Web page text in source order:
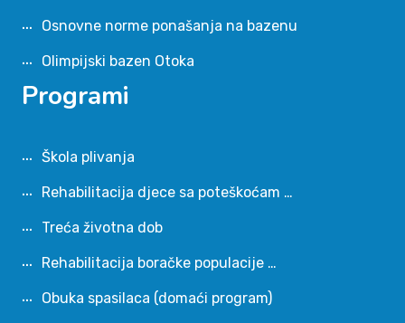
Osnovne norme ponašanja na bazenu
Olimpijski bazen Otoka
Programi
Škola plivanja
Rehabilitacija djece sa poteškoćam …
Treća životna dob
Rehabilitacija boračke populacije …
Obuka spasilaca (domaći program)